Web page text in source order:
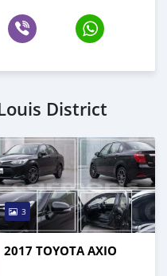
District
3
2017 TOYOTA AXIO